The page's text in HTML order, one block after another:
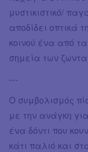
μυστικιστικό/
αποδίδει οπτικά
κοινού ένα από
σημεία των
---
Ο συμβολισμός
με την ανάγκη
ένα δόντι που
κάτι παλιό και